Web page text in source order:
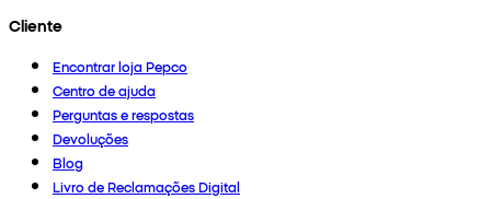
Cliente
Encontrar loja Pepco
Centro de ajuda
Perguntas e respostas
Devoluções
Blog
Livro de Reclamações Digital